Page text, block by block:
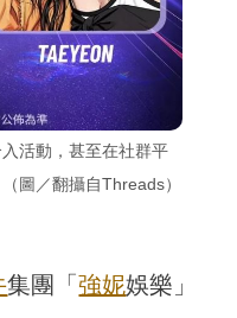
活動，甚至在社群平
圖／翻攝自Threads）
集團「強妮娛樂」